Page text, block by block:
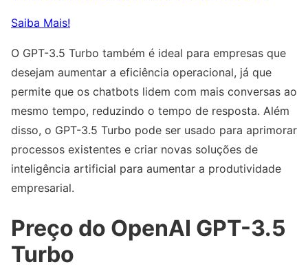
Saiba Mais!
O GPT-3.5 Turbo também é ideal para empresas que
desejam aumentar a eficiência operacional, já que
permite que os chatbots lidem com mais conversas ao
mesmo tempo, reduzindo o tempo de resposta. Além
disso, o GPT-3.5 Turbo pode ser usado para aprimorar
processos existentes e criar novas soluções de
inteligência artificial para aumentar a produtividade
empresarial.
Preço do OpenAI GPT-3.5
Turbo